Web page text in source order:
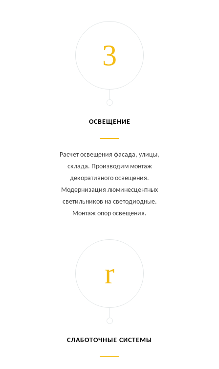
ОСВЕЩЕНИЕ
Расчет освещения фасада, улицы,
склада. Производим монтаж
декоративного освещения.
Модернизация люминесцентных
светильников на светодиодные.
Монтаж опор освещения.
СЛАБОТОЧНЫЕ СИСТЕМЫ